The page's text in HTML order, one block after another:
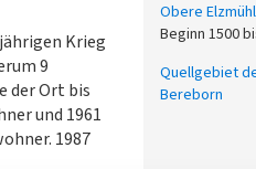
Krieg
9
der Ort bis
und 1961
1987
Obere
Beginn 1500
Quellgebiet
Bereborn